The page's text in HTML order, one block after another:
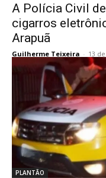
A Polícia Civil
cigarros
Arapuã
Guilherme Teixeira - 13
PLANTÃO